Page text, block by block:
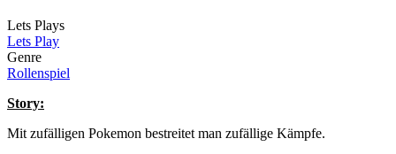
Lets Plays
Lets Play
Genre
Rollenspiel
Story:
Mit zufälligen Pokemon bestreitet man zufällige Kämpfe.